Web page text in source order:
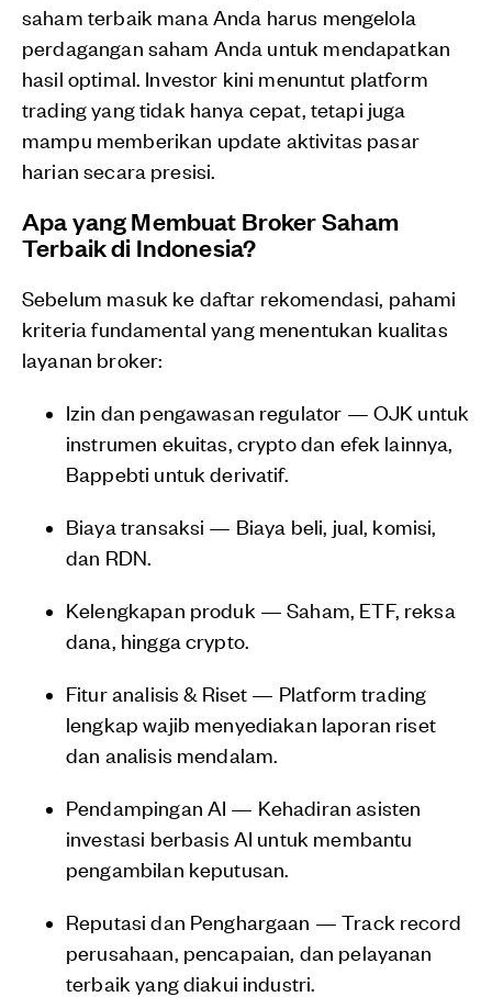
saham terbaik mana Anda harus mengelola
perdagangan saham Anda untuk mendapatkan
hasil optimal. Investor kini menuntut platform
trading yang tidak hanya cepat, tetapi juga
mampu memberikan update aktivitas pasar
harian secara presisi.
Apa yang Membuat Broker Saham
Terbaik di Indonesia?
Sebelum masuk ke daftar rekomendasi, pahami
kriteria fundamental yang menentukan kualitas
layanan broker:
Izin dan pengawasan regulator — OJK untuk
instrumen ekuitas, crypto dan efek lainnya,
Bappebti untuk derivatif.
Biaya transaksi — Biaya beli, jual, komisi,
dan RDN.
Kelengkapan produk — Saham, ETF, reksa
dana, hingga crypto.
Fitur analisis & Riset — Platform trading
lengkap wajib menyediakan laporan riset
dan analisis mendalam.
Pendampingan AI — Kehadiran asisten
investasi berbasis AI untuk membantu
pengambilan keputusan.
Reputasi dan Penghargaan — Track record
perusahaan, pencapaian, dan pelayanan
terbaik yang diakui industri.